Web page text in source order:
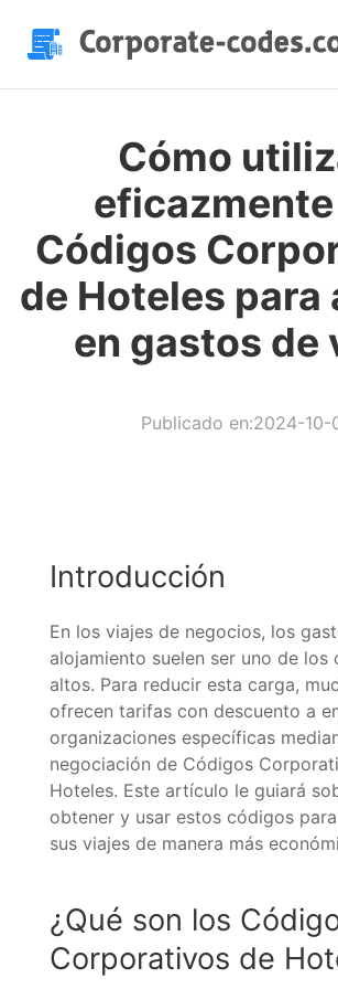
Cómo
Códigos
de Hoteles para
en gastos de
Publicado en:2024-10-
Introducción
En los viajes de negocios, los
alojamiento suelen ser uno de los
altos. Para reducir esta carga,
ofrecen tarifas con descuento a
organizaciones específicas
negociación de Códigos
Hoteles. Este artículo le guiará
obtener y usar estos códigos
sus viajes de manera más
¿Qué son los
Corporativos de